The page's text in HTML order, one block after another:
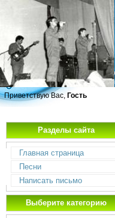
Приветствую Вас, Гость
Разделы сайта
Главная страница
Песни
Написать письмо
Выберите категорию